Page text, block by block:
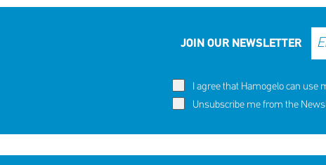
JOIN OUR NEWSLETTER
I agree that Hamogelo can use
Unsubscribe me from the